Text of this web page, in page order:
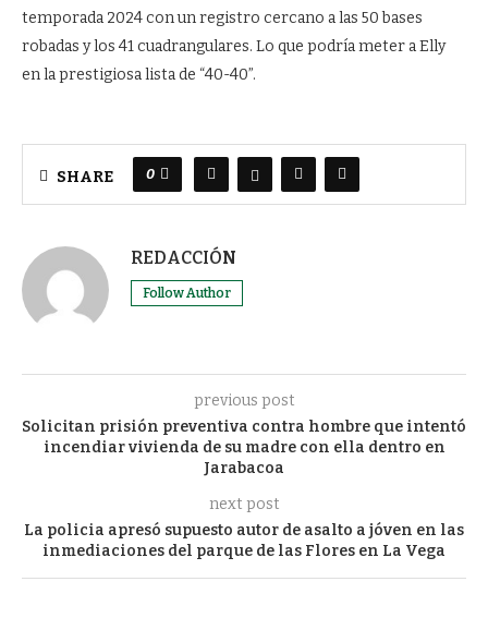
temporada 2024 con un registro cercano a las 50 bases
robadas y los 41 cuadrangulares. Lo que podría meter a Elly
en la prestigiosa lista de “40-40”.
SHARE 0
REDACCIÓN
Follow Author
previous post
Solicitan prisión preventiva contra hombre que intentó
incendiar vivienda de su madre con ella dentro en
Jarabacoa
next post
La policia apresó supuesto autor de asalto a jóven en las
inmediaciones del parque de las Flores en La Vega